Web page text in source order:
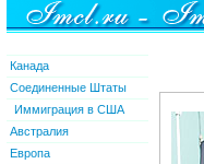
Канада
Соединенные Штаты
Иммиграция в США
Австралия
Европа